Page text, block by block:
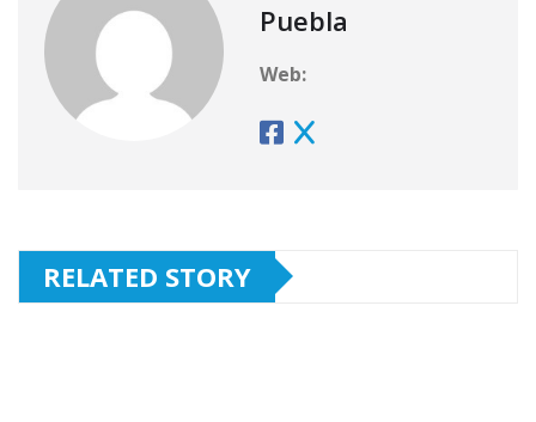
Puebla
Web:
RELATED STORY